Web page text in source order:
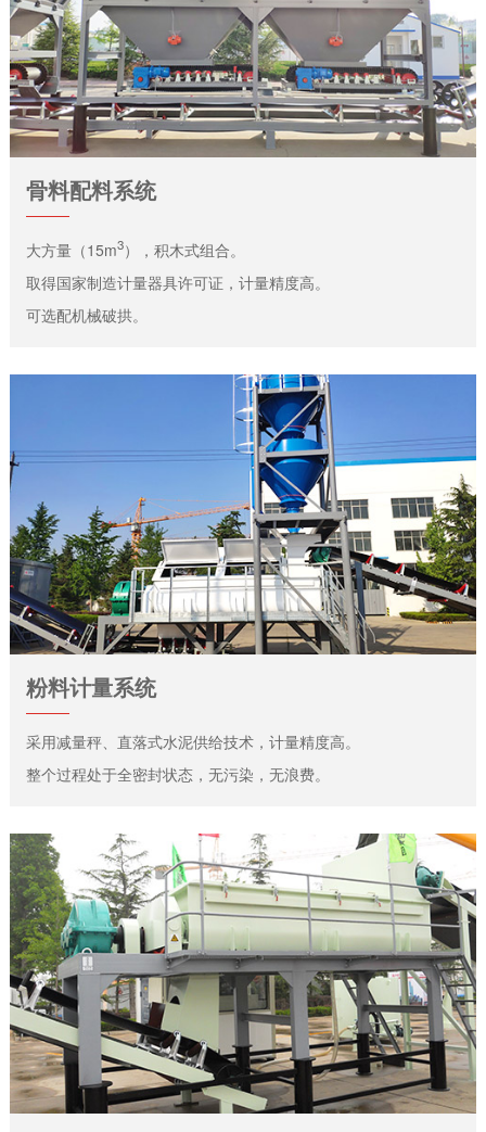
骨料配料系统
大方量（15m3），积木式组合。
取得国家制造计量器具许可证，计量精度高。
可选配机械破拱。
粉料计量系统
采用减量秤、直落式水泥供给技术，计量精度高。
整个过程处于全密封状态，无污染，无浪费。